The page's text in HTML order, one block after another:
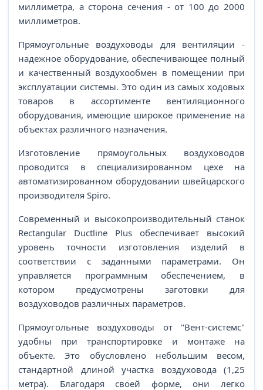
миллиметра, а сторона сечения - от 100 до 2000
миллиметров.
Прямоугольные воздуховоды для вентиляции -
надежное оборудование, обеспечивающее полный
и качественный воздухообмен в помещении при
эксплуатации системы. Это один из самых ходовых
товаров в ассортименте вентиляционного
оборудования, имеющие широкое применение на
объектах различного назначения.
Изготовление прямоугольных воздуховодов
проводится в специализированном цехе на
автоматизированном оборудовании швейцарского
производителя Spiro.
Современный и высокопроизводительный станок
Rectangular Ductline Plus обеспечивает высокий
уровень точности изготовления изделий в
соответствии с заданными параметрами. Он
управляется программным обеспечением, в
котором предусмотрены заготовки для
воздуховодов различных параметров.
Прямоугольные воздуховоды от "Вент-системс"
удобны при транспортировке и монтаже на
объекте. Это обусловлено небольшим весом,
стандартной длиной участка воздуховода (1,25
метра). Благодаря своей форме, они легко